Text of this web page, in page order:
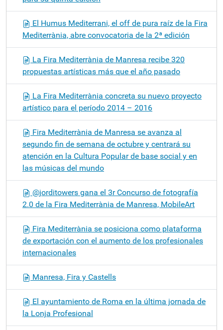
El Humus Mediterrani, el off de pura raíz de la Fira
Mediterrània, abre convocatoria de la 2ª edición
La Fira Mediterrània de Manresa recibe 320
propuestas artísticas más que el año pasado
La Fira Mediterrània concreta su nuevo proyecto
artístico para el período 2014 – 2016
Fira Mediterrània de Manresa se avanza al
segundo fin de semana de octubre y centrará su
atención en la Cultura Popular de base social y en
las músicas del mundo
@jorditowers gana el 3r Concurso de fotografía
2.0 de la Fira Mediterrània de Manresa, MobileArt
Fira Mediterrània se posiciona como plataforma
de exportación con el aumento de los profesionales
internacionales
Manresa, Fira y Castells
El ayuntamiento de Roma en la última jornada de
la Lonja Profesional